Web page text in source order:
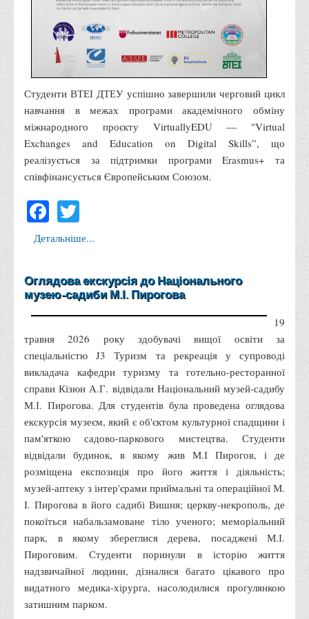
Порядок розрахунків за договорами
Положення про порядок розрахунків за договорами про
навчання(підготовку) громадян України
Порядок надання освітніх платних послуг
Перелік платних освітніх та інших послуг
Путівник першокурсника
Етичний кодекс здобувача вищої освіти
власності
Розклад занять і сесій
Графіки освітнього процесу
Реєстр вибіркових дисциплін
Бази практик
Студентське наукове товариство «ВАТРА»
ТОП-20 кращих студентів
ТОП-20 кращих студентів 2025
ТОП-20 кращих студентів 2024
ТОП-20 кращих студентів 2023
ТОП-20 кращих студентів 2022
ТОП-20 кращих студентів 2021
ТОП-20 кращих студентів 2020
ТОП-20 кращих студентів 2019
ТОП-20 кращих студентів 2018
ТОП-20 кращих студентів 2017
Студенти ВТЕІ ДТЕУ успішно завершили черговий цикл
навчання в межах програми академічного обміну
міжнародного проєкту VirtuallyEDU — "Virtual
Exchanges and Education on Digital Skills”, що
реалізується за підтримки програми Erasmus+ та
співфінансується Європейським Союзом.
Facebook
Детальніше...
Оглядова екскурсія до Національного
музею-садиби М.І. Пирогова
19
травня 2026 року здобувачі вищої освіти за
спеціальністю J3 Туризм та рекреація у супроводі
викладача кафедри туризму та готельно-ресторанної
справи Кізюн А.Г. відвідали Національний музей-садибу
М.І. Пирогова. Для студентів була проведена оглядова
екскурсія музеєм, який є об'єктом культурної спадщини і
пам'яткою садово-паркового мистецтва. Студенти
відвідали будинок, в якому жив М.І Пирогов, і де
розміщена експозиція про його життя і діяльність;
музей-аптеку з інтер'єрами приймальні та операційної М.
І. Пирогова в його садибі Вишня; церкву-некрополь, де
покоїться набальзамоване тіло ученого; меморіальний
парк, в якому збереглися дерева, посаджені М.І.
Пироговим. Студенти поринули в історію життя
надзвичайної людини, дізналися багато цікавого про
видатного медика-хірурга, насолодилися прогулянкою
затишним парком.